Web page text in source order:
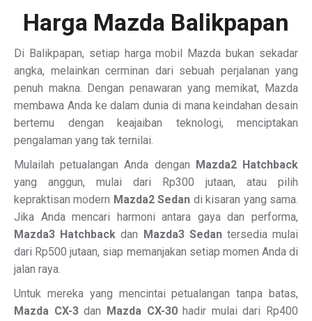
Harga Mazda Balikpapan
Di Balikpapan, setiap harga mobil Mazda bukan sekadar
angka, melainkan cerminan dari sebuah perjalanan yang
penuh makna. Dengan penawaran yang memikat, Mazda
membawa Anda ke dalam dunia di mana keindahan desain
bertemu dengan keajaiban teknologi, menciptakan
pengalaman yang tak ternilai.
Mulailah petualangan Anda dengan Mazda2 Hatchback
yang anggun, mulai dari Rp300 jutaan, atau pilih
kepraktisan modern Mazda2 Sedan di kisaran yang sama.
Jika Anda mencari harmoni antara gaya dan performa,
Mazda3 Hatchback dan Mazda3 Sedantersedia mulai
dari Rp500 jutaan, siap memanjakan setiap momen Anda di
jalan raya.
Untuk mereka yang mencintai petualangan tanpa batas,
Mazda CX-3dan Mazda CX-30hadir mulai dari Rp400